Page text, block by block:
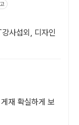
사섭외, 디자인
재 확실하게 보